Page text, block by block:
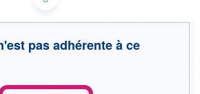
places
9,050
pas adhérente à ce